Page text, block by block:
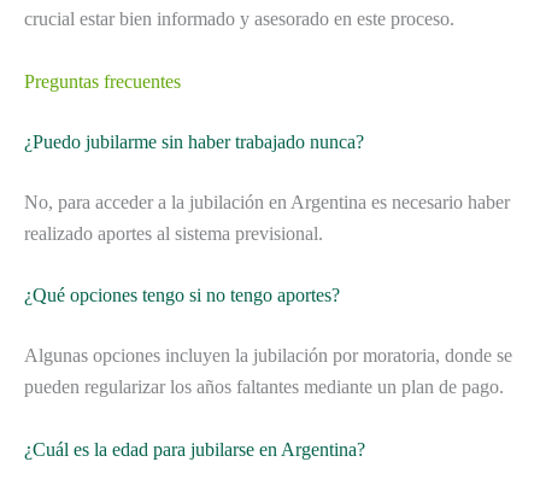
crucial estar bien informado y asesorado en este proceso.
Preguntas frecuentes
¿Puedo jubilarme sin haber trabajado nunca?
No, para acceder a la jubilación en Argentina es necesario haber
realizado aportes al sistema previsional.
¿Qué opciones tengo si no tengo aportes?
Algunas opciones incluyen la jubilación por moratoria, donde se
pueden regularizar los años faltantes mediante un plan de pago.
¿Cuál es la edad para jubilarse en Argentina?